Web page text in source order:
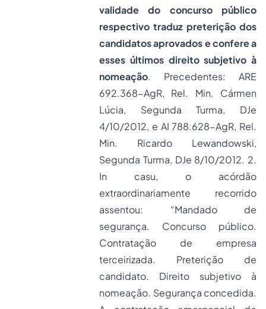
validade do concurso público
respectivo traduz preterição dos
candidatos aprovados e confere a
esses últimos direito subjetivo à
nomeação. Precedentes: ARE
692.368-AgR, Rel. Min. Cármen
Lúcia, Segunda Turma, DJe
4/10/2012, e AI 788.628-AgR, Rel.
Min. Ricardo Lewandowski,
Segunda Turma, DJe 8/10/2012. 2.
In casu, o acórdão
extraordinariamente recorrido
assentou: “Mandado de
segurança. Concurso público.
Contratação de empresa
terceirizada. Preterição de
candidato. Direito subjetivo à
nomeação. Segurança concedida.